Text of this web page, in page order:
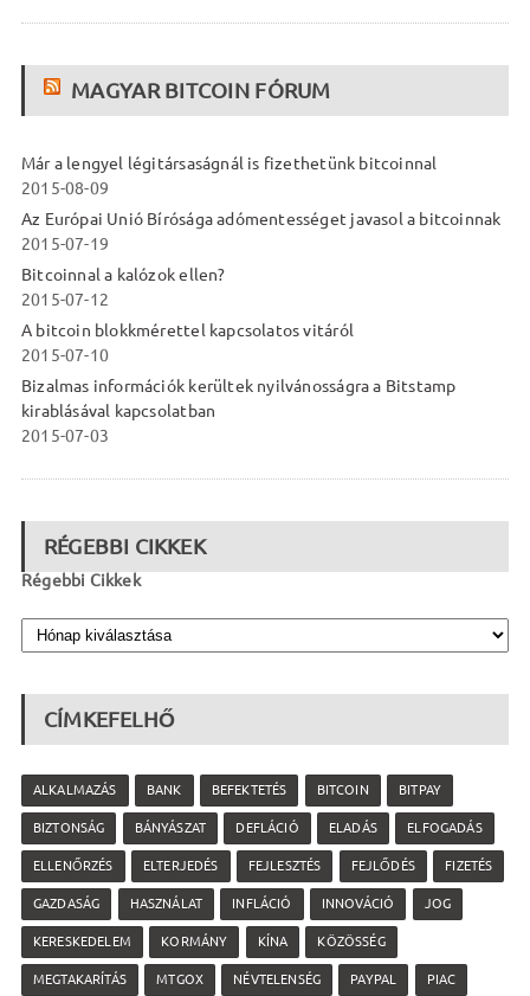
MAGYAR BITCOIN FÓRUM
Már a lengyel légitársaságnál is fizethetünk bitcoinnal
2015-08-09
Az Európai Unió Bírósága adómentességet javasol a bitcoinnak
2015-07-19
Bitcoinnal a kalózok ellen?
2015-07-12
A bitcoin blokkmérettel kapcsolatos vitáról
2015-07-10
Bizalmas információk kerültek nyilvánosságra a Bitstamp
kirablásával kapcsolatban
2015-07-03
RÉGEBBI CIKKEK
Régebbi Cikkek
CÍMKEFELHŐ
ALKALMAZÁS BANK BEFEKTETÉS BITCOIN BITPAY
BIZTONSÁG BÁNYÁSZAT DEFLÁCIÓ ELADÁS ELFOGADÁS
ELLENŐRZÉS ELTERJEDÉS FEJLESZTÉS FEJLŐDÉS FIZETÉS
GAZDASÁG HASZNÁLAT INFLÁCIÓ INNOVÁCIÓ JOG
KERESKEDELEM KORMÁNY KÍNA KÖZÖSSÉG
MEGTAKARÍTÁS MTGOX NÉVTELENSÉG PAYPAL PIAC